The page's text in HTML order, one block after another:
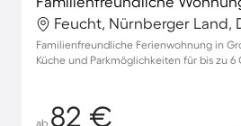
Feucht, Nürnberger Land,
Familienfreundliche Ferienwohnung in
Küche und Parkmöglichkeiten für bis zu 6
ab 82 €